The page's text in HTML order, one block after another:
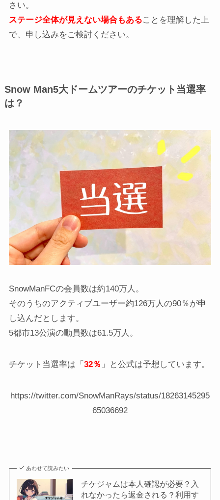
さい。
ステージ全体が見えない場合もあることを理解した上
で、申し込みをご検討ください。
Snow Man5大ドームツアーのチケット当選率
は？
SnowManFCの会員数は約140万人。
そのうちのアクティブユーザー約126万人の90％が申
し込んだとします。
5都市13公演の動員数は61.5万人。
チケット当選率は「 32％ 」と公式は予想しています。
https://twitter.com/SnowManRays/status/18263145295
65036692
あわせて読みたい
チケジャムは本人確認が必要？入
れなかったら返金される？利用す